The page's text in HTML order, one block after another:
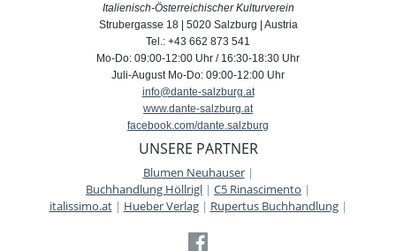
Italienisch-Österreichischer Kulturverein
Strubergasse 18 | 5020 Salzburg | Austria
Tel.: +43 662 873 541
Mo-Do: 09:00-12:00 Uhr / 16:30-18:30 Uhr
Juli-August Mo-Do: 09:00-12:00 Uhr
info@dante-salzburg.at
www.dante-salzburg.at
facebook.com/dante.salzburg
UNSERE PARTNER
Blumen Neuhauser|
Buchhandlung Höllrigl | C5 Rinascimento |
italissimo.at| Hueber Verlag| Rupertus Buchhandlung|